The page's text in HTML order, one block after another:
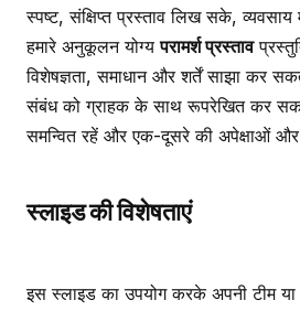
स्पष्ट, संक्षिप्त प्रस्ताव लिख सके, व्यवसाय
हमारे अनुकूलन योग्यपरामर्श प्रस्ताव
विशेषज्ञता, समाधान और शर्तें साझा कर
संबंध को ग्राहक के साथ रूपरेखित कर सकते
समन्वित रहें और एक-दूसरे की अपेक्षाओं
स्लाइड की विशेषताएं
इस स्लाइड का उपयोग करके अपनी टीम या